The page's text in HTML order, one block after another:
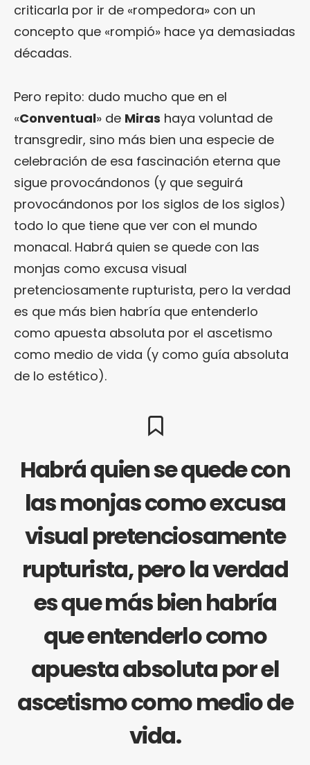
criticarla por ir de «rompedora» con un
concepto que «rompió» hace ya demasiadas
décadas.
Pero repito: dudo mucho que en el
«Conventual» de Miras haya voluntad de
transgredir, sino más bien una especie de
celebración de esa fascinación eterna que
sigue provocándonos (y que seguirá
provocándonos por los siglos de los siglos)
todo lo que tiene que ver con el mundo
monacal. Habrá quien se quede con las
monjas como excusa visual
pretenciosamente rupturista, pero la verdad
es que más bien habría que entenderlo
como apuesta absoluta por el ascetismo
como medio de vida (y como guía absoluta
de lo estético).
Habrá quien se quede con
las monjas como excusa
visual pretenciosamente
rupturista, pero la verdad
es que más bien habría
que entenderlo como
apuesta absoluta por el
ascetismo como medio de
vida.